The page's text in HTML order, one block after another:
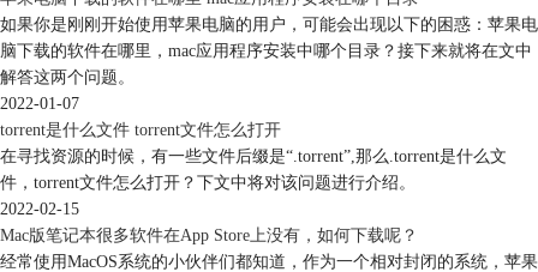
如果你是刚刚开始使用苹果电脑的用户，可能会出现以下的困惑：苹果电
脑下载的软件在哪里，mac应用程序安装中哪个目录？接下来就将在文中
解答这两个问题。
2022-01-07
torrent是什么文件 torrent文件怎么打开
在寻找资源的时候，有一些文件后缀是“.torrent”,那么.torrent是什么文
件，torrent文件怎么打开？下文中将对该问题进行介绍。
2022-02-15
Mac版笔记本很多软件在App Store上没有，如何下载呢？
经常使用MacOS系统的小伙伴们都知道，作为一个相对封闭的系统，苹果